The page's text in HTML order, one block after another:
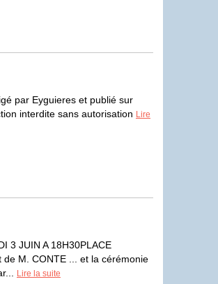
par Eyguieres et publié sur
interdite sans autorisation Lire
3 JUIN A 18H30PLACE
M. CONTE ... et la cérémonie
Lire la suite